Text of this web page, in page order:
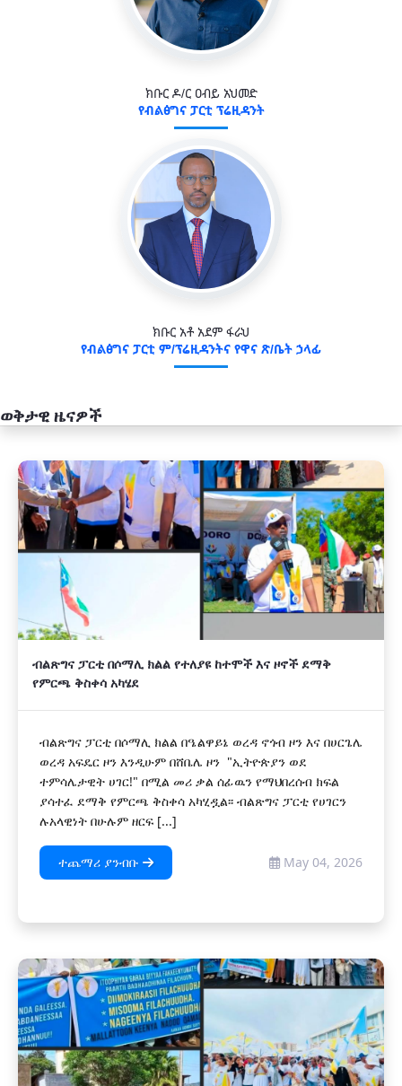
ክቡር ዶ/ር ዐብይ አህመድ
የብልፅግና ፓርቲ ፕሬዚዳንት
ክቡር አቶ አደም ፋራህ
የብልፅግና ፓርቲ ም/ፕሬዚዳንትና የዋና ጽ/ቤት ኃላፊ
ወቅታዊ ዜናዎች
አዲስ
ብልጽግና ፓርቲ በሶማሊ ክልል የተለያዩ ከተሞች እና ዞኖች ደማቅ
የምርጫ ቅስቀሳ አካሄደ
ብልጽግና ፓርቲ በሶማሊ ክልል በዔልዋይኔ ወረዳ ኖጎብ ዞን እና በሀርጌሌ
ወረዳ አፍዴር ዞን እንዲሁም በሸቤሌ ዞን "ኢትዮጵያን ወደ
ተምሳሌታዊት ሀገር!" በሚል መሪ ቃል ሰፊዉን የማህበረሰብ ክፍል
ያሳተፈ ደማቅ የምርጫ ቅስቀሳ አካሂዷል፡፡ ብልጽግና ፓርቲ የሀገርን
ሉአላዊነት በሁሉም ዘርፍ [...]
ተጨማሪ ያንብቡ May 04, 2026